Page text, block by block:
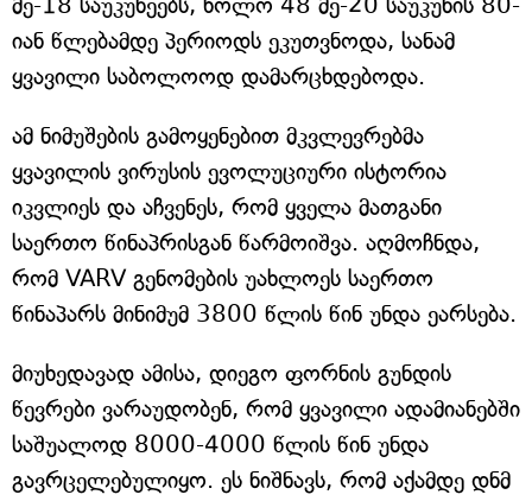
მე-18 საუკუნეებს, ხოლო 48 მე-20 საუკუნის 80-
იან წლებამდე პერიოდს ეკუთვნოდა, სანამ
ყვავილი საბოლოოდ დამარცხდებოდა.
ამ ნიმუშების გამოყენებით მკვლევრებმა
ყვავილის ვირუსის ევოლუციური ისტორია
იკვლიეს და აჩვენეს, რომ ყველა მათგანი
საერთო წინაპრისგან წარმოიშვა. აღმოჩნდა,
რომ VARV გენომების უახლოეს საერთო
წინაპარს მინიმუმ 3800 წლის წინ უნდა ეარსება.
მიუხედავად ამისა, დიეგო ფორნის გუნდის
წევრები ვარაუდობენ, რომ ყვავილი ადამიანებში
საშუალოდ 8000-4000 წლის წინ უნდა
გავრცელებულიყო. ეს ნიშნავს, რომ აქამდე დნმ